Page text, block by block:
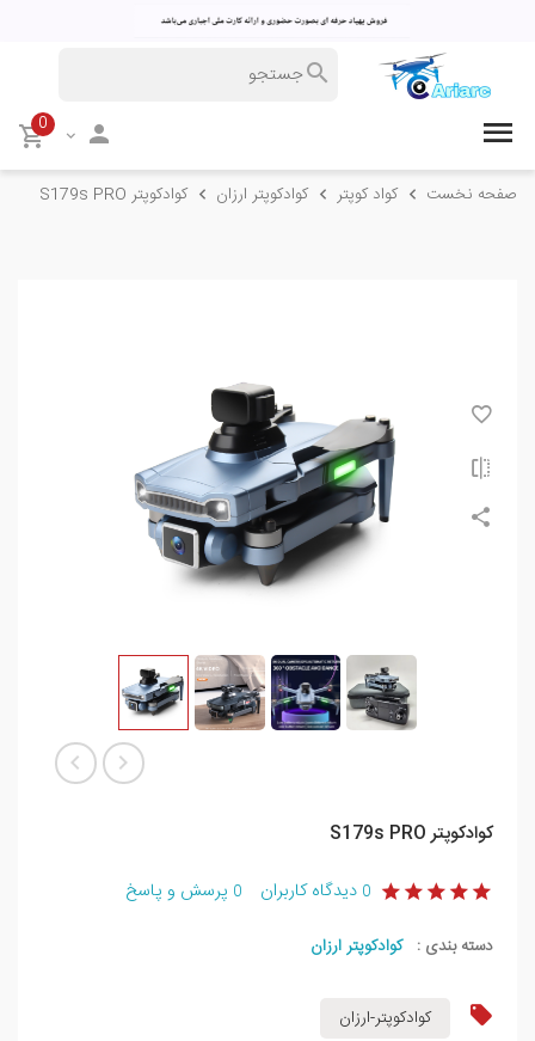
0
صفحه نخست کواد کوپتر کوادکوپتر ارزان کوادکوپتر S179s PRO
کوادکوپتر S179s PRO
0 دیدگاه کاربران 0 پرسش و پاسخ
دسته بندی : کوادکوپتر ارزان
کوادکوپتر-ارزان